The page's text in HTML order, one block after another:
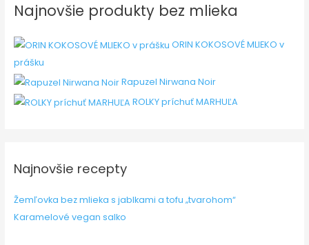
Najnovšie produkty bez mlieka
ORIN KOKOSOVÉ MLIEKO v
prášku
Rapuzel Nirwana Noir
ROLKY príchuť MARHUĽA
Najnovšie recepty
Žemľovka bez mlieka s jablkami a tofu „tvarohom“
Karamelové vegan salko